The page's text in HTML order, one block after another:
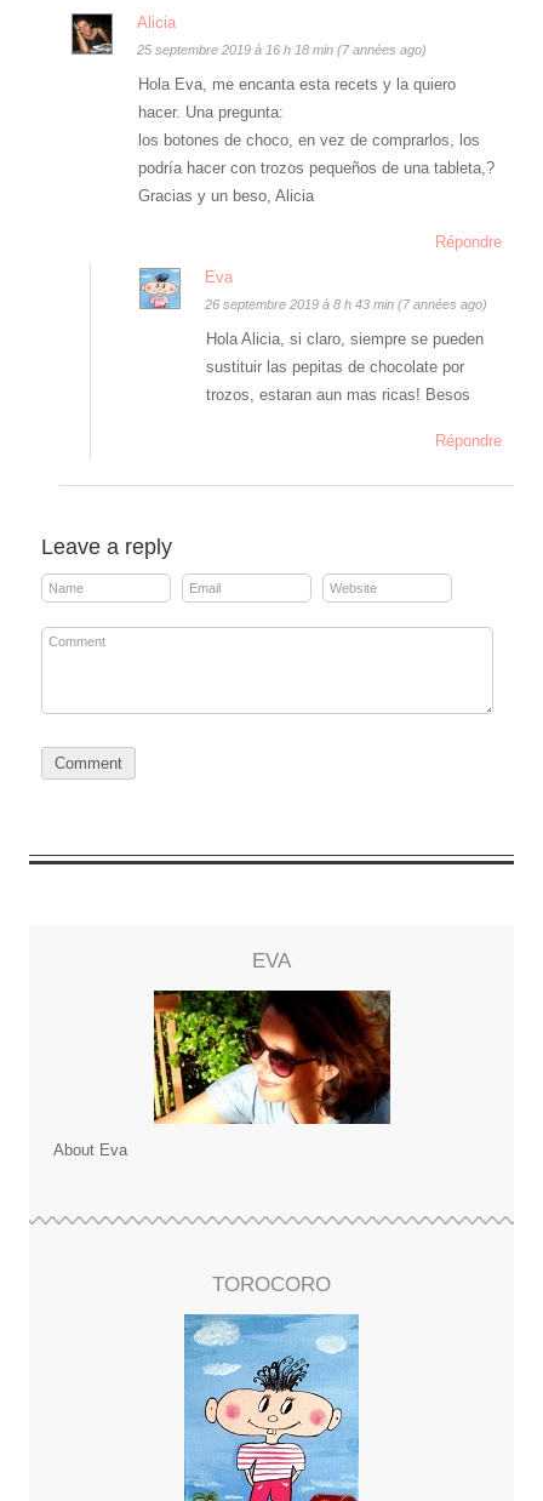
Alicia
25 septembre 2019 à 16 h 18 min (7 années ago)
Hola Eva, me encanta esta recets y la quiero
hacer. Una pregunta:
los botones de choco, en vez de comprarlos, los
podría hacer con trozos pequeños de una tableta,?
Gracias y un beso, Alicia
Répondre
Eva
26 septembre 2019 à 8 h 43 min (7 années ago)
Hola Alicia, si claro, siempre se pueden
sustituir las pepitas de chocolate por
trozos, estaran aun mas ricas! Besos
Répondre
Leave a reply
EVA
About Eva
TOROCORO